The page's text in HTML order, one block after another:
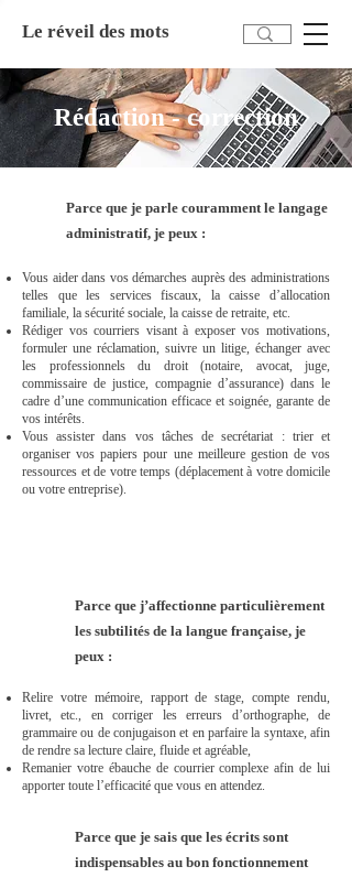
Le réveil des mots
Rédaction - correction
Parce que je parle couramment le langage
administratif, je peux :
Vous aider dans vos démarches auprès des administrations
telles que les services fiscaux, la caisse d’allocation
familiale, la sécurité sociale, la caisse de retraite, etc.
Rédiger vos courriers visant à exposer vos motivations,
formuler une réclamation, suivre un litige, échanger avec
les professionnels du droit (notaire, avocat, juge,
commissaire de justice, compagnie d’assurance) dans le
cadre d’une communication efficace et soignée, garante de
vos intérêts.
Vous assister dans vos tâches de secrétariat : trier et
organiser vos papiers pour une meilleure gestion de vos
ressources et de votre temps (déplacement à votre domicile
ou votre entreprise).
Parce que j’affectionne particulièrement
les subtilités de la langue française, je
peux :
Relire votre mémoire, rapport de stage, compte rendu,
livret, etc., en corriger les erreurs d’orthographe, de
grammaire ou de conjugaison et en parfaire la syntaxe, afin
de rendre sa lecture claire, fluide et agréable,
Remanier votre ébauche de courrier complexe afin de lui
apporter toute l’efficacité que vous en attendez.
Parce que je sais que les écrits sont
indispensables au bon fonctionnement